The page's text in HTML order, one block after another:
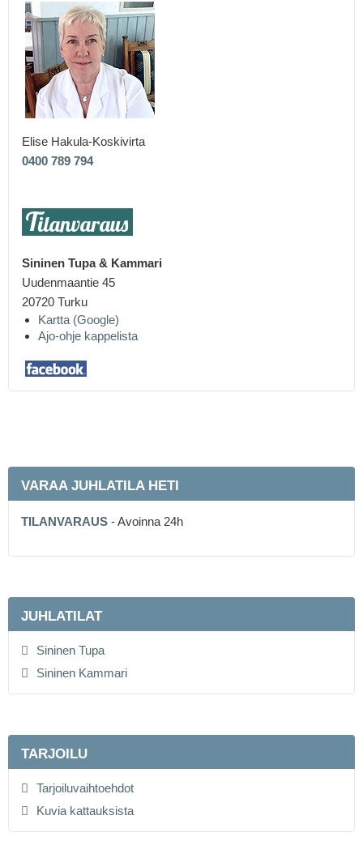
Elise Hakula-Koskivirta
0400 789 794
Sininen Tupa & Kammari
Uudenmaantie 45
20720 Turku
Kartta (Google)
Ajo-ohje kappelista
VARAA JUHLATILA HETI
TILANVARAUS - Avoinna 24h
JUHLATILAT
Sininen Tupa
Sininen Kammari
TARJOILU
Tarjoiluvaihtoehdot
Kuvia kattauksista